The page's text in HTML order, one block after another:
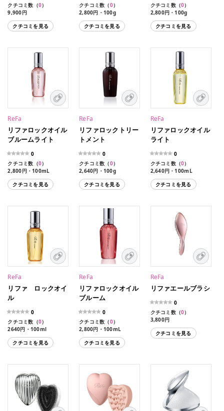
クチコミ数（0）
9,900円
クチコミを見る
クチコミ数（0）
2,800円・100g
クチコミを見る
クチコミ数（0）
2,800円・100g
クチコミを見る
ReFa
リファロックオイル
ブルームライト
0
クチコミ数（0）
2,800円・100mL
クチコミを見る
ReFa
リファロックトリー
トメント
0
クチコミ数（0）
2,640円・100g
クチコミを見る
ReFa
リファロックオイル
ライト
0
クチコミ数（0）
2,640円・100mL
クチコミを見る
ReFa
リファ ロックオイ
ル
0
クチコミ数（0）
2640円・100ml
クチコミを見る
ReFa
リファロックオイル
ブルーム
0
クチコミ数（0）
2,800円・100mL
クチコミを見る
ReFa
リファエールブラシ
0
クチコミ数（0）
3,800円
クチコミを見る